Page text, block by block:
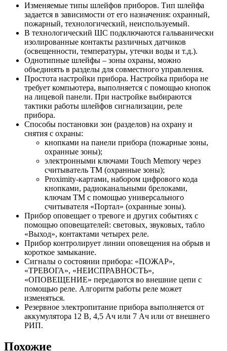
Изменяемые типы шлейфов приборов. Тип шлейфа
задается в зависимости от его назначения: охранный,
пожарный, технологический, неиспользуемый.
В технологический ШС подключаются гальванически
изолированные контакты различных датчиков
(освещенности, температуры, утечки воды и т.д.).
Однотипные шлейфы – зоны охраны, можно
объединять в разделы для совместного управления.
Простота настройки прибора. Настройка прибора не
требует компьютера, выполняется с помощью кнопок
на лицевой панели. При настройке выбираются
тактики работы шлейфов сигнализации, реле
прибора.
Способы постановки зон (разделов) на охрану и
снятия с охраны:
кнопками на панели прибора (пожарные зоны,
охранные зоны);
электронными ключами Touch Memory через
считыватель ТМ (охранные зоны);
Proximity-картами, набором цифрового кода
кнопками, радиоканальными брелоками,
ключам ТМ с помощью универсального
считывателя «Портал» (охранные зоны).
Прибор оповещает о тревоге и других событиях с
помощью оповещателей: световых, звуковых, табло
«Выход», контактами четырех реле.
Прибор контролирует линии оповещения на обрыв и
короткое замыкание.
Сигналы о состоянии прибора: «ПОЖАР»,
«ТРЕВОГА», «НЕИСПРАВНОСТЬ»,
«ОПОВЕЩЕНИЕ» передаются во внешние цепи с
помощью реле. Алгоритм работы реле может
изменяться.
Резервное электропитание прибора выполняется от
аккумулятора 12 В, 4,5 Ач или 7 Ач или от внешнего
РИП.
Похожие